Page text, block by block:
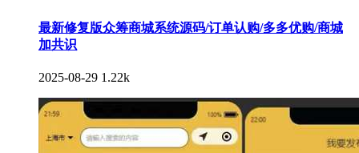
最新修复版众筹商城系统源码/订单认购/多多优购/商城
加共识
2025-08-29 1.22k